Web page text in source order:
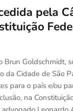
pela
Brun Goldschmidt,
da Cidade de São
para o país e/ou
na